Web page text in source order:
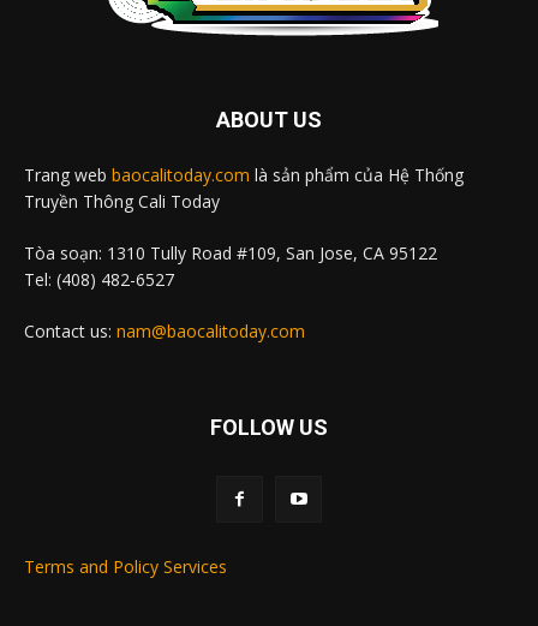
ABOUT US
Trang web baocalitoday.com là sản phẩm của Hệ Thống
Truyền Thông Cali Today
Tòa soạn: 1310 Tully Road #109, San Jose, CA 95122
Tel: (408) 482-6527
Contact us: nam@baocalitoday.com
FOLLOW US
Terms and Policy Services